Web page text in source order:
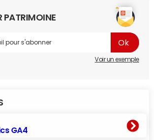
PATRIMOINE
Voir un exemple
GA4